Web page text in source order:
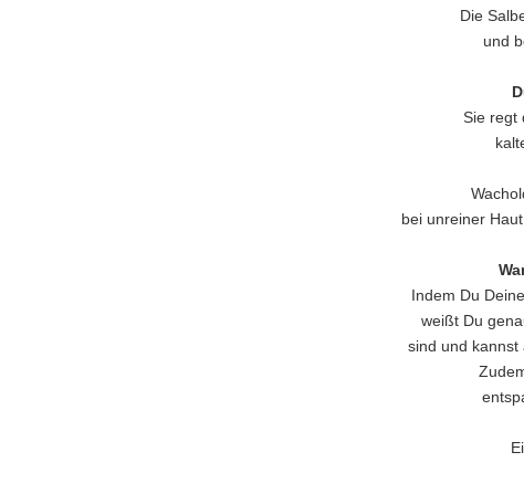
Die
und
Sie regt
bei unreiner
Indem Du
weißt Du
sind und kannst